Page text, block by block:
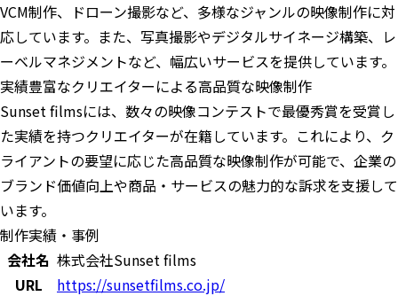
VCM制作、ドローン撮影など、多様なジャンルの映像制作に対
応しています。また、写真撮影やデジタルサイネージ構築、レ
ーベルマネジメントなど、幅広いサービスを提供しています。
実績豊富なクリエイターによる高品質な映像制作
Sunset filmsには、数々の映像コンテストで最優秀賞を受賞し
た実績を持つクリエイターが在籍しています。これにより、ク
ライアントの要望に応じた高品質な映像制作が可能で、企業の
ブランド価値向上や商品・サービスの魅力的な訴求を支援して
います。
制作実績・事例
会社名 株式会社Sunset films
URL
https://sunsetfilms.co.jp/